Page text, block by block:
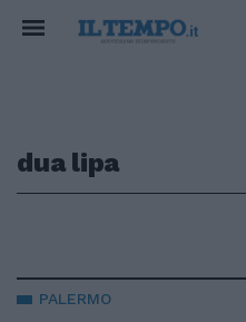
dua lipa
PALERMO